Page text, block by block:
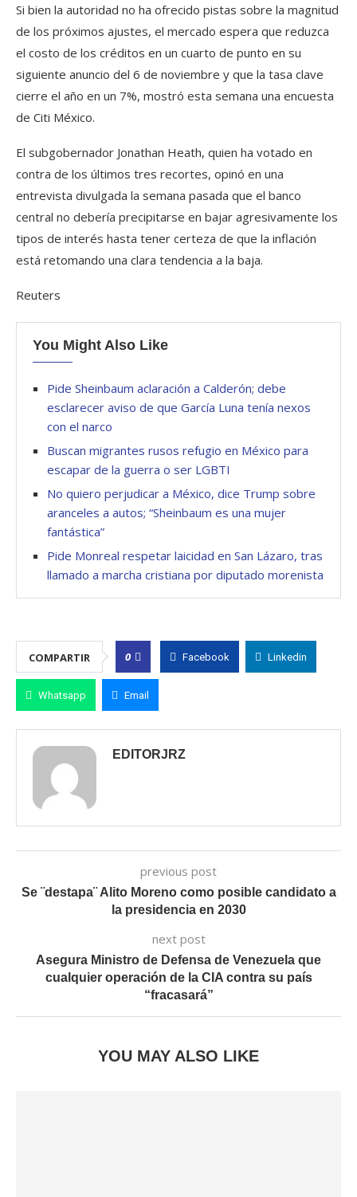
Si bien la autoridad no ha ofrecido pistas sobre la magnitud
de los próximos ajustes, el mercado espera que reduzca
el costo de los créditos en un cuarto de punto en su
siguiente anuncio del 6 de noviembre y que la tasa clave
cierre el año en un 7%, mostró esta semana una encuesta
de Citi México.
El subgobernador Jonathan Heath, quien ha votado en
contra de los últimos tres recortes, opinó en una
entrevista divulgada la semana pasada que el banco
central no debería precipitarse en bajar agresivamente los
tipos de interés hasta tener certeza de que la inflación
está retomando una clara tendencia a la baja.
Reuters
You Might Also Like
Pide Sheinbaum aclaración a Calderón; debe
esclarecer aviso de que García Luna tenía nexos
con el narco
Buscan migrantes rusos refugio en México para
escapar de la guerra o ser LGBTI
No quiero perjudicar a México, dice Trump sobre
aranceles a autos; “Sheinbaum es una mujer
fantástica”
Pide Monreal respetar laicidad en San Lázaro, tras
llamado a marcha cristiana por diputado morenista
COMPARTIR 0 Facebook Linkedin
Whatsapp Email
EDITORJRZ
previous post
Se ¨destapa¨ Alito Moreno como posible candidato a
la presidencia en 2030
next post
Asegura Ministro de Defensa de Venezuela que
cualquier operación de la CIA contra su país
“fracasará”
YOU MAY ALSO LIKE